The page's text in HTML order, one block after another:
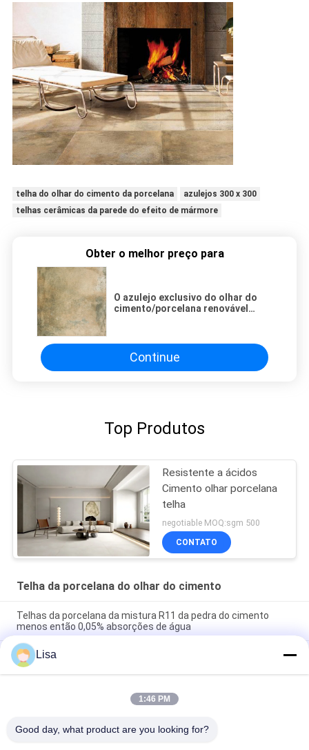
telha do olhar do cimento da porcelana
azulejos 300 x 300
telhas cerâmicas da parede do efeito de mármore
Obter o melhor preço para
O azulejo exclusivo do olhar do
cimento/porcelana renovável
Continue
Top Produtos
Resistente a ácidos
Cimento olhar porcelana
telha
negotiable MOQ:sgm 500
CONTATO
Telha da porcelana do olhar do cimento
Telhas da porcelana da mistura R11 da pedra do cimento
menos então 0,05% absorções de água
Inkjet concreto da categoria do AAA das telhas de
revestimento do cimento decorativo que imprime 10mm
grosso
Coloração acidental do anti amarelo bacteriano da telha da
Lisa
1:46 PM
Good day, what product are you looking for?